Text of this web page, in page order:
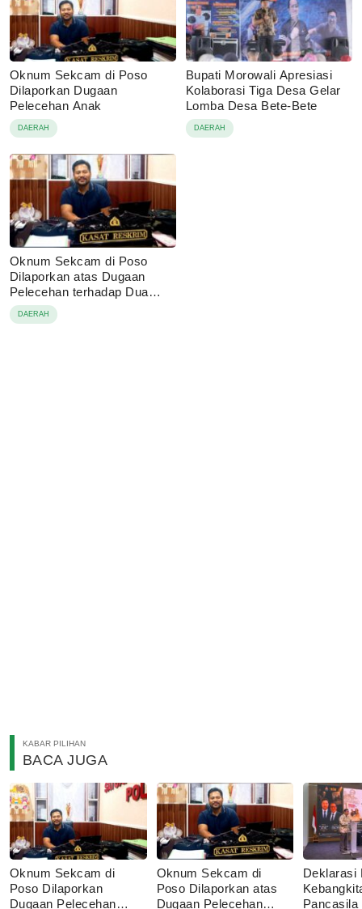
Oknum Sekcam di Poso
Dilaporkan Dugaan
Pelecehan Anak
DAERAH
Bupati Morowali Apresiasi
Kolaborasi Tiga Desa Gelar
Lomba Desa Bete-Bete
DAERAH
Oknum Sekcam di Poso
Dilaporkan atas Dugaan
Pelecehan terhadap Dua
Anak di Bawah Umur
DAERAH
KABAR PILIHAN
BACA JUGA
Oknum Sekcam di
Poso Dilaporkan
Dugaan Pelecehan
Oknum Sekcam di
Poso Dilaporkan atas
Dugaan Pelecehan
Deklarasi
Pancasila